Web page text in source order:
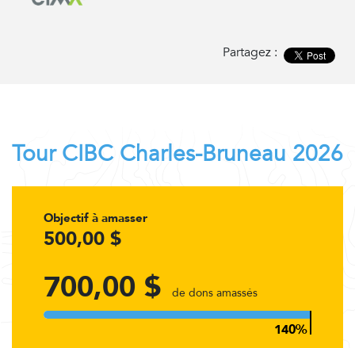
Partagez :
Tour CIBC Charles-Bruneau 2026
Objectif à amasser
500,00 $
700,00 $ de dons amassés